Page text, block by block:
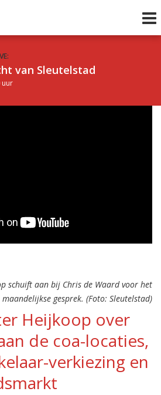
van Sleutelstad
uur
schuift aan bij Chris de Waard voor het
maandelijkse gesprek. (Foto: Sleutelstad)
Heijkoop over
de coa-locaties,
verkiezing en